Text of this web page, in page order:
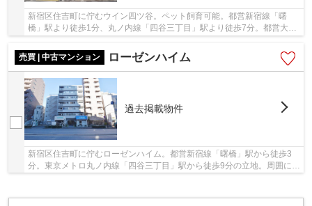
新宿区住吉町に佇むウイン四ツ谷。ペット飼育可能。都営新宿線「曙
橋」駅より徒歩1分、丸ノ内線「四谷三丁目」駅より徒歩7分。都営大江
戸線「若松河田」駅も徒歩圏内で利便性に富んだ...
売買 | 中古マンション
ローゼンハイム
過去掲載物件
新宿区住吉町に佇むローゼンハイム。都営新宿線「曙橋」駅から徒歩3
分。東京メトロ丸ノ内線「四谷三丁目」駅から徒歩9分の立地。周囲には